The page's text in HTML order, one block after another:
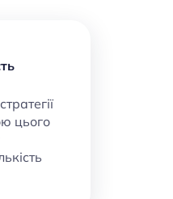
цього